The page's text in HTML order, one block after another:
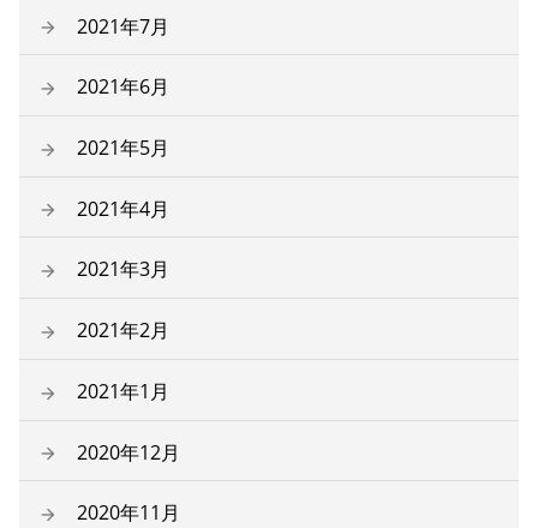
2021年7月
2021年6月
2021年5月
2021年4月
2021年3月
2021年2月
2021年1月
2020年12月
2020年11月